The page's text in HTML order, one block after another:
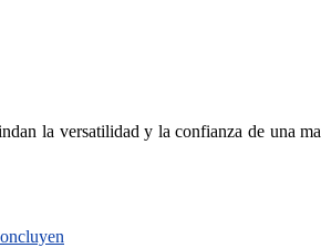
la versatilidad y la confianza de una